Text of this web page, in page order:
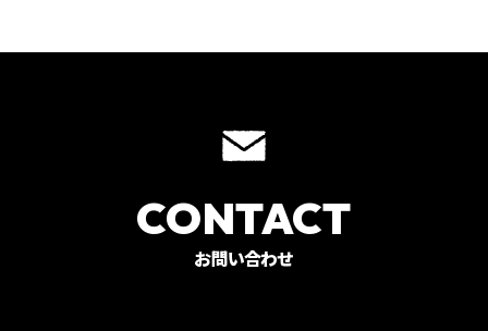
お問い合わせ
CONTACT